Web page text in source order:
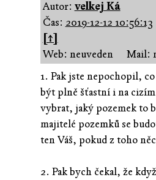
Autor: velkej Ká
Čas: 2019-12-12 10:56:13
[↑]
Web: neuveden
Mail:
1. Pak jste nepochopil,
být plně šťastní i na
vybrat, jaký pozemek to
majitelé pozemků se
ten Váš, pokud z toho
2. Pak bych čekal, že